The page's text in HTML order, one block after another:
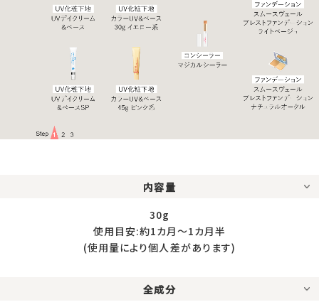
内容量
30g
使用目安:約1カ月〜1カ月半
(使用量により個人差があります)
全成分